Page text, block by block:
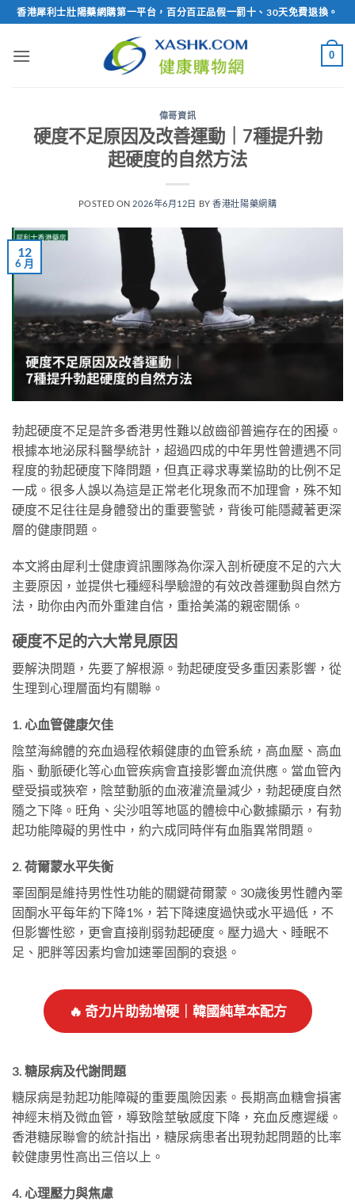
Skip
to
content
香港犀利士壯陽藥網購第一平台，百分百正品假一罰十、30天免費退換。
0
偉哥資訊
硬度不足原因及改善運動｜7種提升勃
起硬度的自然方法
POSTED ON 2026年6月12日 BY香港壯陽藥網購
12
6 月
勃起硬度不足是許多香港男性難以啟齒卻普遍存在的困擾。
根據本地泌尿科醫學統計，超過四成的中年男性曾遭遇不同
程度的勃起硬度下降問題，但真正尋求專業協助的比例不足
一成。很多人誤以為這是正常老化現象而不加理會，殊不知
硬度不足往往是身體發出的重要警號，背後可能隱藏著更深
層的健康問題。
本文將由犀利士健康資訊團隊為你深入剖析硬度不足的六大
主要原因，並提供七種經科學驗證的有效改善運動與自然方
法，助你由內而外重建自信，重拾美滿的親密關係。
硬度不足的六大常見原因
要解決問題，先要了解根源。勃起硬度受多重因素影響，從
生理到心理層面均有關聯。
1. 心血管健康欠佳
陰莖海綿體的充血過程依賴健康的血管系統，高血壓、高血
脂、動脈硬化等心血管疾病會直接影響血流供應。當血管內
壁受損或狹窄，陰莖動脈的血液灌流量減少，勃起硬度自然
隨之下降。旺角、尖沙咀等地區的體檢中心數據顯示，有勃
起功能障礙的男性中，約六成同時伴有血脂異常問題。
2. 荷爾蒙水平失衡
睪固酮是維持男性性功能的關鍵荷爾蒙。30歲後男性體內睪
固酮水平每年約下降1%，若下降速度過快或水平過低，不
但影響性慾，更會直接削弱勃起硬度。壓力過大、睡眠不
足、肥胖等因素均會加速睪固酮的衰退。
🔥 奇力片助勃增硬｜韓國純草本配方
3. 糖尿病及代謝問題
糖尿病是勃起功能障礙的重要風險因素。長期高血糖會損害
神經末梢及微血管，導致陰莖敏感度下降，充血反應遲緩。
香港糖尿聯會的統計指出，糖尿病患者出現勃起問題的比率
較健康男性高出三倍以上。
4. 心理壓力與焦慮